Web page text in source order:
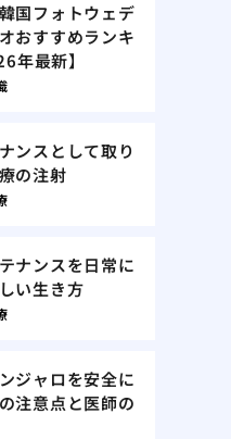
国フォトウェデ
おすすめランキ
年最新】
ンスとして取り
の注射
ナンスを日常に
い生き方
ジャロを安全に
注意点と医師の